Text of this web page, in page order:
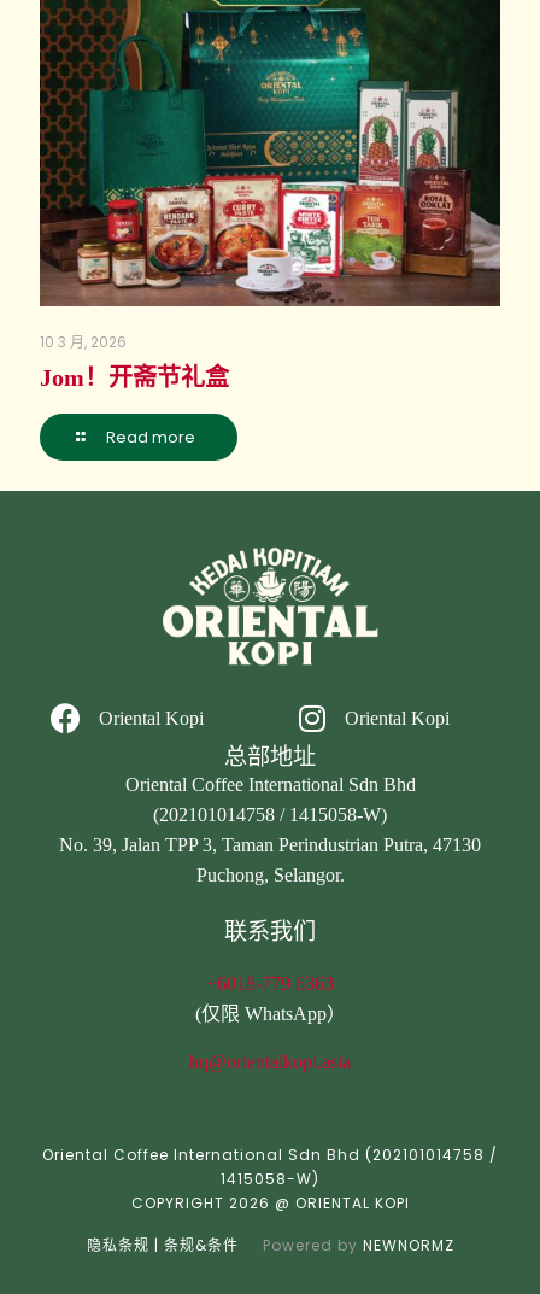
10 3 月, 2026
Jom！开斋节礼盒
Read more
Oriental Kopi Oriental Kopi
总部地址
Oriental Coffee International Sdn Bhd
(202101014758 / 1415058-W)
No. 39, Jalan TPP 3, Taman Perindustrian Putra, 47130
Puchong, Selangor.
联系我们
+6018-779 6363
(仅限 WhatsApp）
hq@orientalkopi.asia
Oriental Coffee International Sdn Bhd (202101014758 /
1415058-W)
COPYRIGHT 2026 @ ORIENTAL KOPI
隐私条规 | 条规&条件 Powered by NEWNORMZ